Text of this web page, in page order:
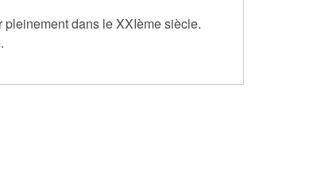
pleinement dans le XXIème siècle.